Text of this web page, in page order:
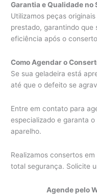
Garantia e Qualidade no
Utilizamos peças
prestado, garantindo que
eficiência após o
Como Agendar o
Se sua geladeira está
até que o defeito se
Entre em contato para
especializado e garanta
aparelho.
Realizamos consertos
total segurança. Solicite
Agende pelo